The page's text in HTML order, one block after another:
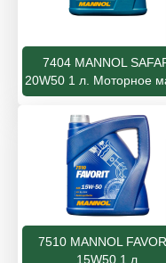
7404 MANNOL
20W50 1 л. Моторное
7510 MANNOL
15W50 1 л.